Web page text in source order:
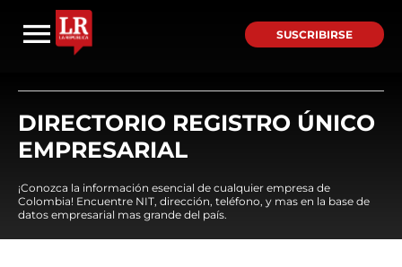
SUSCRIBIRSE
DIRECTORIO REGISTRO ÚNICO
EMPRESARIAL
¡Conozca la información esencial de cualquier empresa de
Colombia! Encuentre NIT, dirección, teléfono, y mas en la base de
datos empresarial mas grande del país.